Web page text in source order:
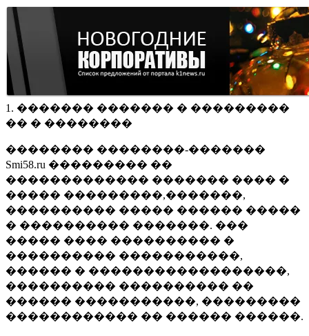
1. ������� ������� � ���������
�� � ��������
�������� ��������-�������
Smi58.ru ��������� ��
������������� ������� ���� �
����� ���������,�������,
���������� ����� ������ �����
� ���������� �������. ���
����� ���� ���������� �
���������� �����������,
������ � ������������������,
���������� ���������� ��
������ �����������, ���������
������������ �� ������ ������.